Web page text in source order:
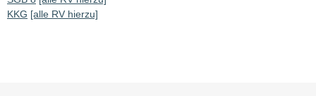
KKG [alle RV hierzu]